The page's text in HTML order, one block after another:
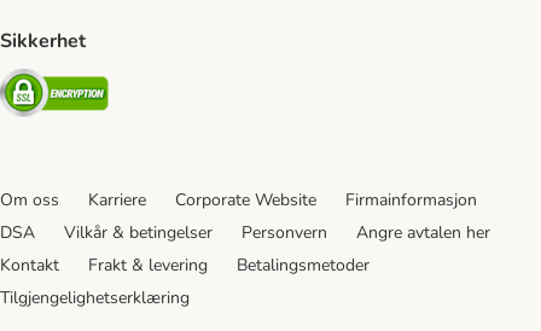
Sikkerhet
Security
Om oss Karriere Corporate Website
Firmainformasjon
DSA
Vilkår & betingelser Personvern
Angre avtalen her
Kontakt
Frakt & levering
Betalingsmetoder
Tilgjengelighetserklæring